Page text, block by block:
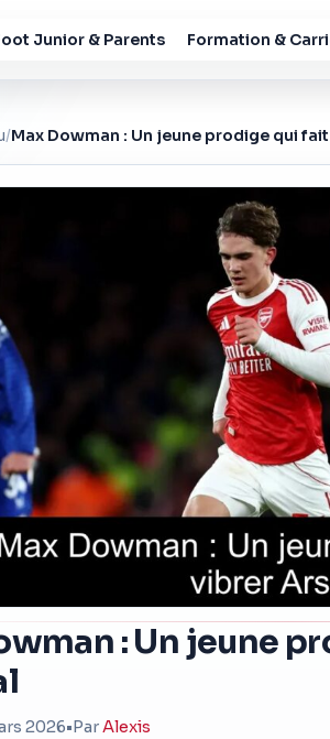
Junior & Parents Formation &
/Max Dowman : Un jeune prodige qui
: Un jeune
2026•ParAlexis